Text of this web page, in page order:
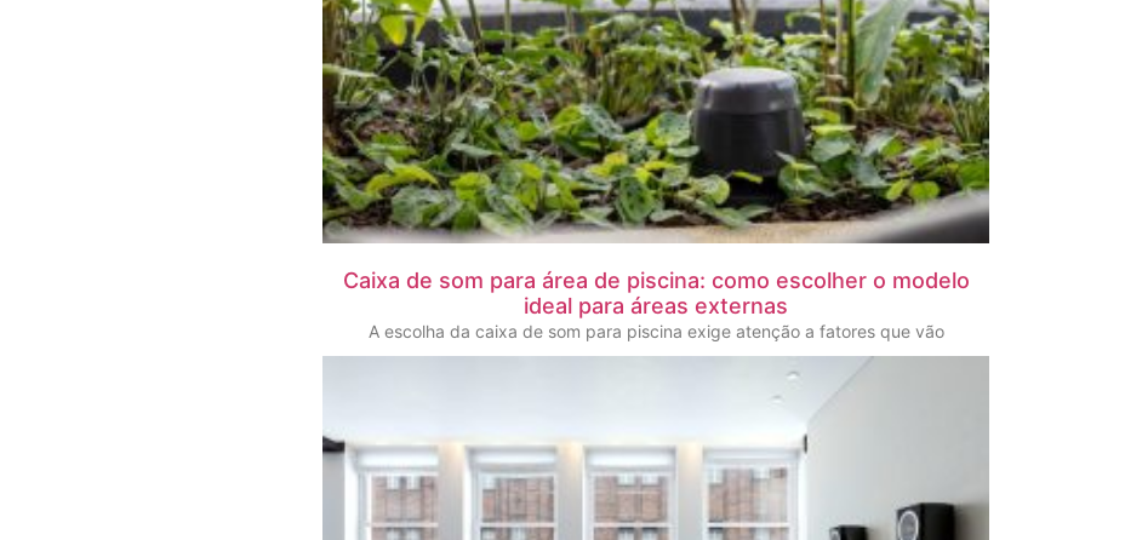
Caixa de som para área de piscina: como escolher o modelo
ideal para áreas externas
A escolha da caixa de som para piscina exige atenção a fatores que vão